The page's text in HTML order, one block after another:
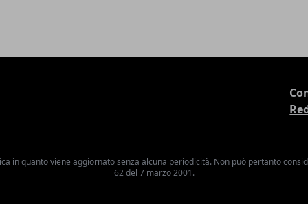
in quanto viene aggiornato senza alcuna periodicità. Non può pertanto
62 del 7 marzo 2001.